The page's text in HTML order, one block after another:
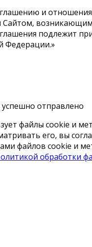
и
Сайтом, возникающим
подлежит
Федерации.»
отправлено
файлы cookie и
его, вы
файлов cookie и
обработки